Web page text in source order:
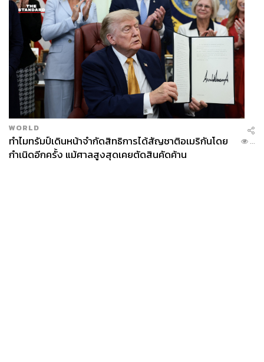
WORLD
ทำไมทรัมป์เดินหน้าจำกัดสิทธิการได้สัญชาติอเมริกันโดย
กำเนิดอีกครั้ง แม้ศาลสูงสุดเคยตัดสินคัดค้าน
...